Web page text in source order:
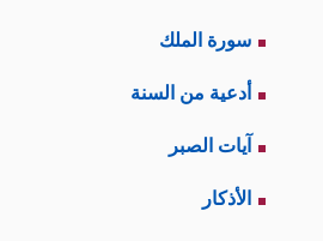
سورة الملك
أدعية من السنة
آيات الصبر
الأذكار